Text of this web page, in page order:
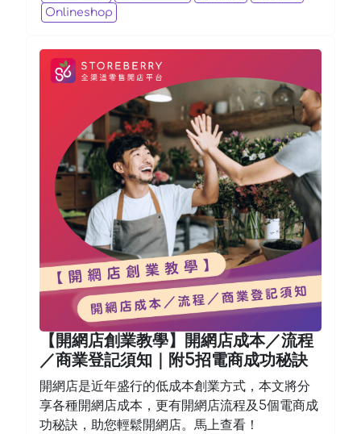
Onlineshop
【開網店創業教學】開網店成本／流程
／商業登記須知｜附5招電商成功秘訣
開網店是近年盛行的低成本創業方式，本文將分
享各種開網店成本，更有開網店流程及5個電商成
功秘訣，助您輕鬆開網店。馬上查看！